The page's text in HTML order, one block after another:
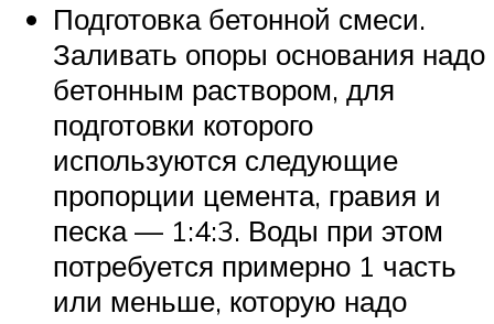
Подготовка бетонной смеси.
Заливать опоры основания надо
бетонным раствором, для
подготовки которого
используются следующие
пропорции цемента, гравия и
песка — 1:4:3. Воды при этом
потребуется примерно 1 часть
или меньше, которую надо